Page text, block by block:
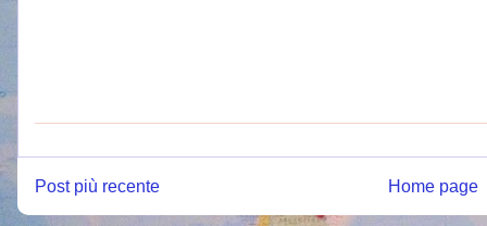
Post più recente Home page